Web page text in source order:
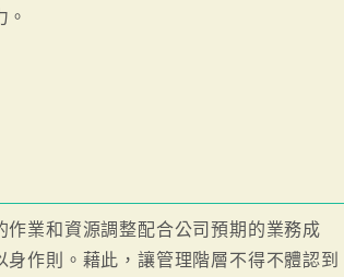
業和資源調整配合公司預期的業務成
作則。藉此，讓管理階層不得不體認到